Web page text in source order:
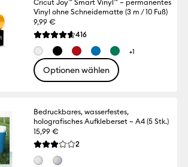
Cricut Joy™ Smart Vinyl™ – permanentes
Vinyl ohne Schneidematte (3 m / 10 Fuß)
9,99 €
Die durchschnittliche Bewertung für
416Reviews
+1
Optionen wählen
Bedruckbares, wasserfestes,
holografisches Aufkleberset – A4 (5 Stk.)
15,99 €
Die durchschnittliche Bewertung für
2